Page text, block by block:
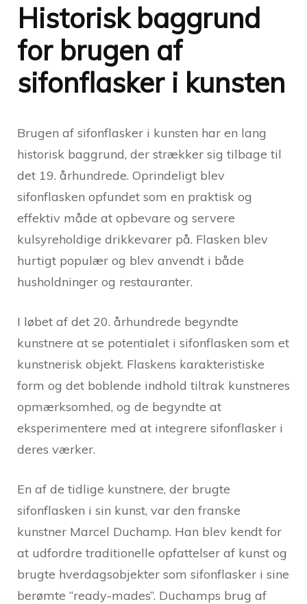
Historisk baggrund
for brugen af
sifonflasker i kunsten
Brugen af sifonflasker i kunsten har en lang
historisk baggrund, der strækker sig tilbage til
det 19. århundrede. Oprindeligt blev
sifonflasken opfundet som en praktisk og
effektiv måde at opbevare og servere
kulsyreholdige drikkevarer på. Flasken blev
hurtigt populær og blev anvendt i både
husholdninger og restauranter.
I løbet af det 20. århundrede begyndte
kunstnere at se potentialet i sifonflasken som et
kunstnerisk objekt. Flaskens karakteristiske
form og det boblende indhold tiltrak kunstneres
opmærksomhed, og de begyndte at
eksperimentere med at integrere sifonflasker i
deres værker.
En af de tidlige kunstnere, der brugte
sifonflasken i sin kunst, var den franske
kunstner Marcel Duchamp. Han blev kendt for
at udfordre traditionelle opfattelser af kunst og
brugte hverdagsobjekter som sifonflasker i sine
berømte “ready-mades”. Duchamps brug af